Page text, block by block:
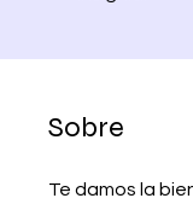
Sobre
Te damos la